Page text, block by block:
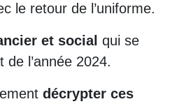
le retour de l’uniforme.
et social qui se
l’année 2024.
décrypter ces